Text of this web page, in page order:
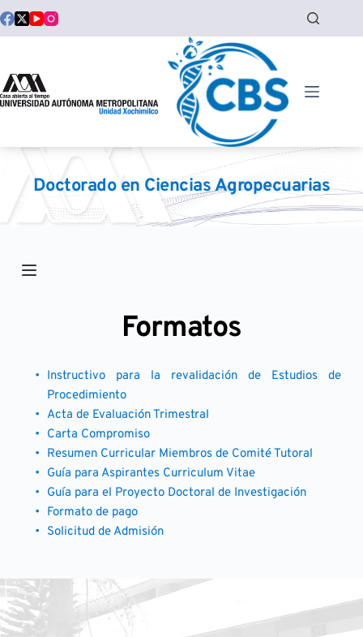
al
contenido
Doctorado en Ciencias Agropecuarias
Formatos
Instructivo para la revalidación de Estudios de
Procedimiento
Acta de Evaluación Trimestral
Carta Compromiso
Resumen Curricular Miembros de Comité Tutoral
Guía para Aspirantes Curriculum Vitae
Guía para el Proyecto Doctoral de Investigación
Formato de pago
Solicitud de Admisión